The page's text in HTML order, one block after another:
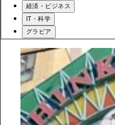
経済・ビジネス
IT・科学
グラビア